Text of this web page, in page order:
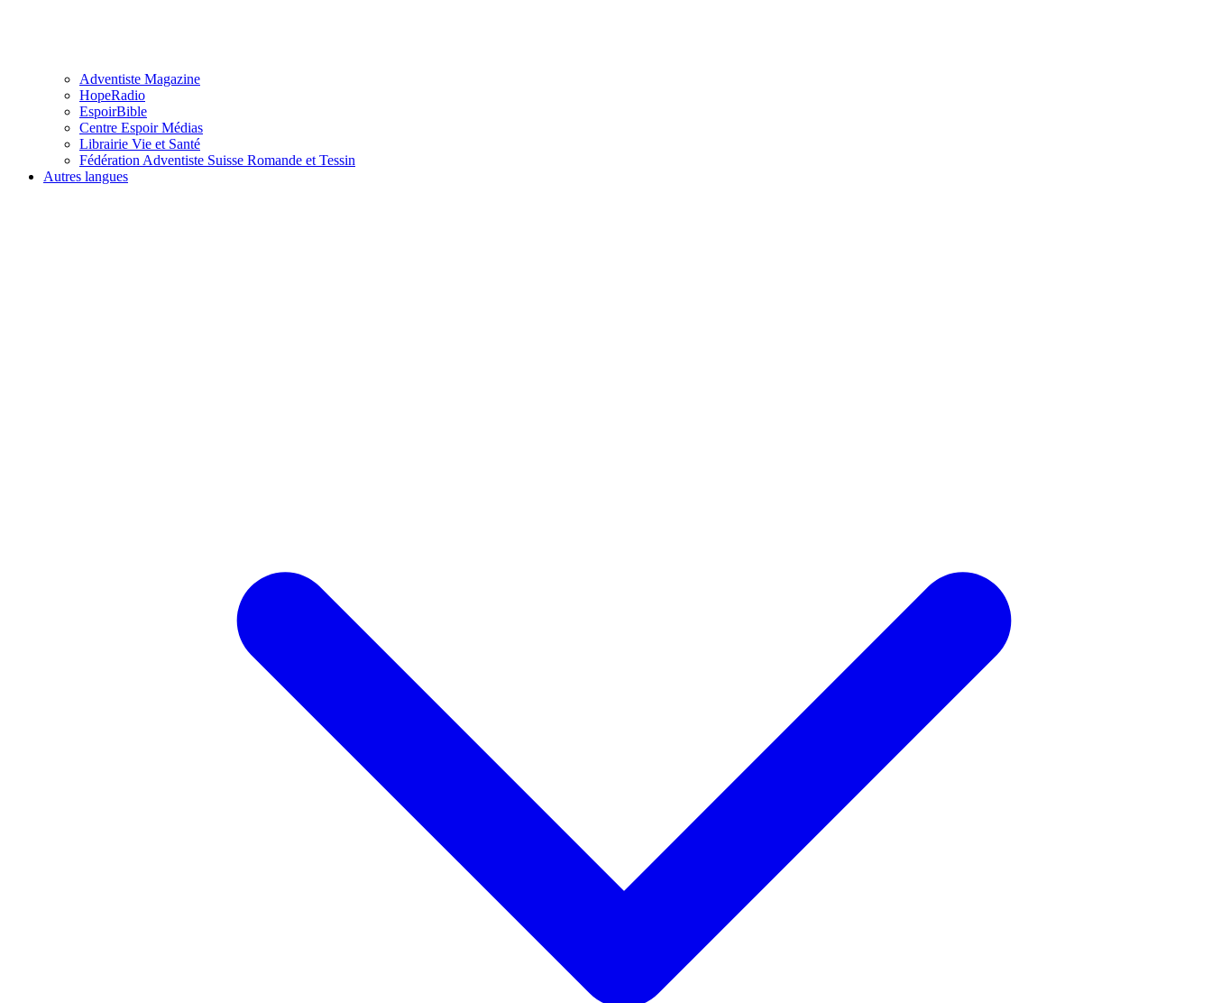
Adventiste Magazine
HopeRadio
EspoirBible
Centre Espoir Médias
Librairie Vie et Santé
Fédération Adventiste Suisse Romande et Tessin
Autres langues